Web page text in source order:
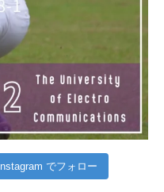
Instagram でフォロー